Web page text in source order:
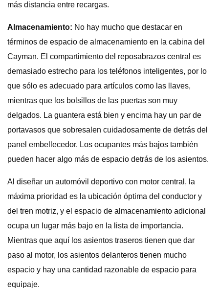
más distancia entre recargas.
Almacenamiento: No hay mucho que destacar en
términos de espacio de almacenamiento en la cabina del
Cayman. El compartimiento del reposabrazos central es
demasiado estrecho para los teléfonos inteligentes, por lo
que sólo es adecuado para artículos como las llaves,
mientras que los bolsillos de las puertas son muy
delgados. La guantera está bien y encima hay un par de
portavasos que sobresalen cuidadosamente de detrás del
panel embellecedor. Los ocupantes más bajos también
pueden hacer algo más de espacio detrás de los asientos.
Al diseñar un automóvil deportivo con motor central, la
máxima prioridad es la ubicación óptima del conductor y
del tren motriz, y el espacio de almacenamiento adicional
ocupa un lugar más bajo en la lista de importancia.
Mientras que aquí los asientos traseros tienen que dar
paso al motor, los asientos delanteros tienen mucho
espacio y hay una cantidad razonable de espacio para
equipaje.